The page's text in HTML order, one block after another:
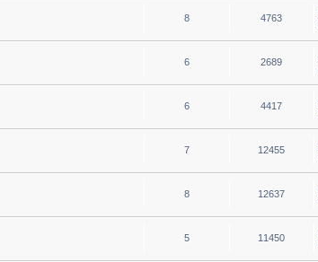
8 4763
6 2689
6 4417
7 12455
8 12637
5 11450